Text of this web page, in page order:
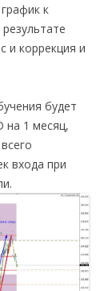
к
и коррекция и
будет
на 1 месяц,
входа при